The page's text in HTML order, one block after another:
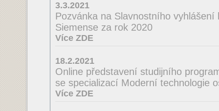
3.3.2021
Pozvánka na Slavnostního
Siemense za rok 2020
Více ZDE
18.2.2021
Online představení studijního
se specializací Moderní technologie
Více ZDE